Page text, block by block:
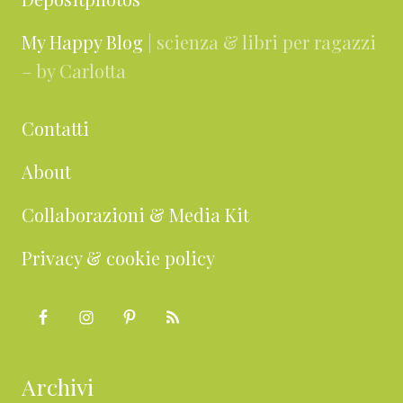
My Happy Blog | scienza & libri per ragazzi
– by Carlotta
Contatti
About
Collaborazioni & Media Kit
Privacy & cookie policy
Archivi